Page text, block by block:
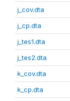
j_cov.dta
j_cp.dta
j_tes1.dta
j_tes2.dta
k_cov.dta
k_cp.dta